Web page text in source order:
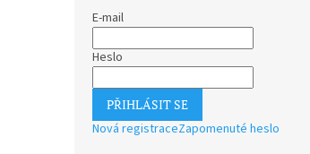
E-mail
Heslo
PŘIHLÁSIT SE
Nová registraceZapomenuté heslo